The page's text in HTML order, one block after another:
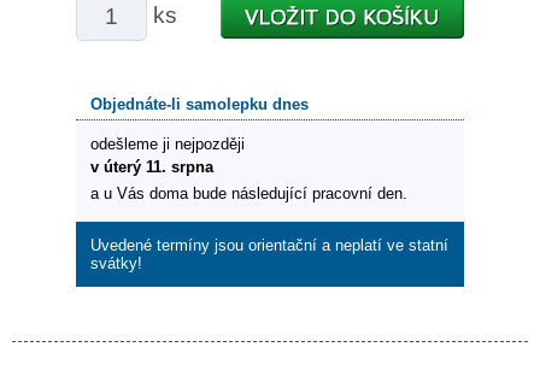
ks
Objednáte-li samolepku dnes
odešleme ji nejpozději
v úterý 11. srpna
a u Vás doma bude následující pracovní den.
Uvedené termíny jsou orientační a neplatí ve statní
svátky!